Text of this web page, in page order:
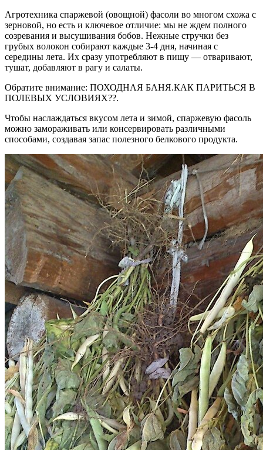
Агротехника спаржевой (овощной) фасоли во многом схожа с
зерновой, но есть и ключевое отличие: мы не ждем полного
созревания и высушивания бобов. Нежные стручки без
грубых волокон собирают каждые 3-4 дня, начиная с
середины лета. Их сразу употребляют в пищу — отваривают,
тушат, добавляют в рагу и салаты.
Обратите внимание: ПОХОДНАЯ БАНЯ.КАК ПАРИТЬСЯ В
ПОЛЕВЫХ УСЛОВИЯХ??.
Чтобы наслаждаться вкусом лета и зимой, спаржевую фасоль
можно замораживать или консервировать различными
способами, создавая запас полезного белкового продукта.